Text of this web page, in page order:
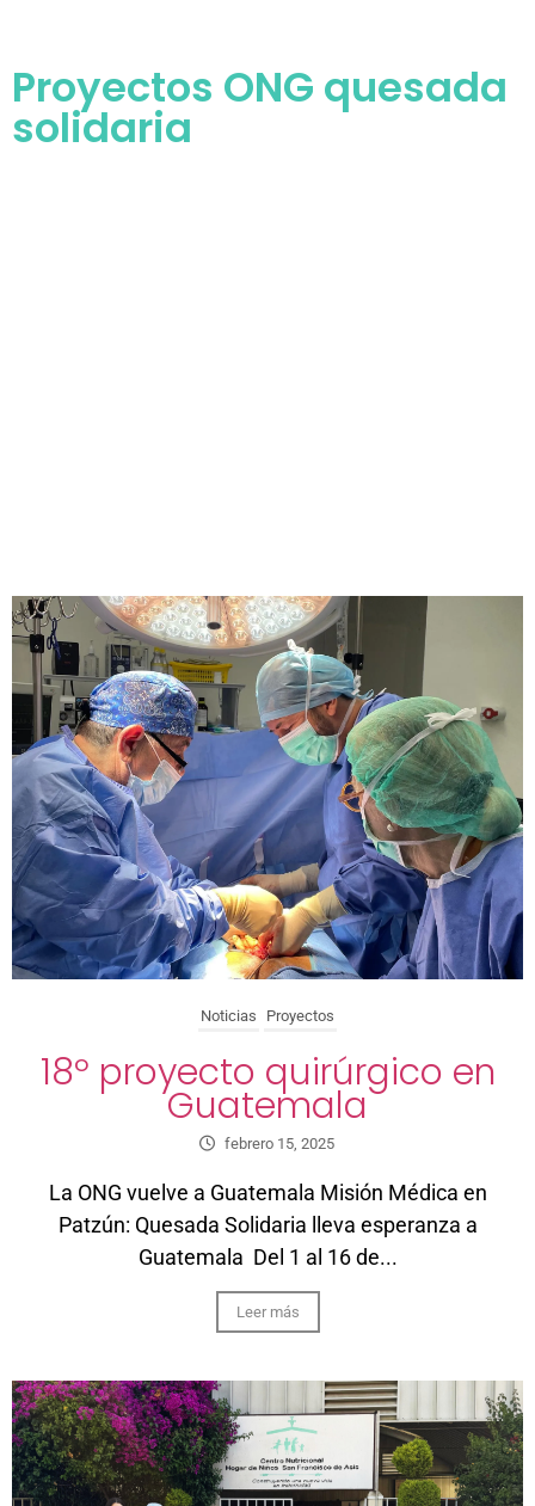
Proyectos ONG quesada
solidaria
Noticias Proyectos
18º proyecto quirúrgico en
Guatemala
febrero 15, 2025
La ONG vuelve a Guatemala Misión Médica en
Patzún: Quesada Solidaria lleva esperanza a
Guatemala Del 1 al 16 de...
Leer más